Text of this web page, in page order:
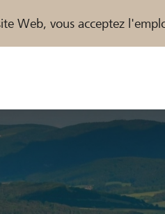
Web, vous acceptez
/ Banques Raiffeisen